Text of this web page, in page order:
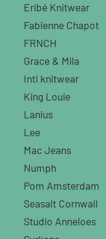
Eribé Knitwear
Fabienne Chapot
FRNCH
Grace & Mila
Inti knitwear
King Louie
Lanius
Lee
Mac Jeans
Numph
Pom Amsterdam
Seasalt Cornwall
Studio Anneloes